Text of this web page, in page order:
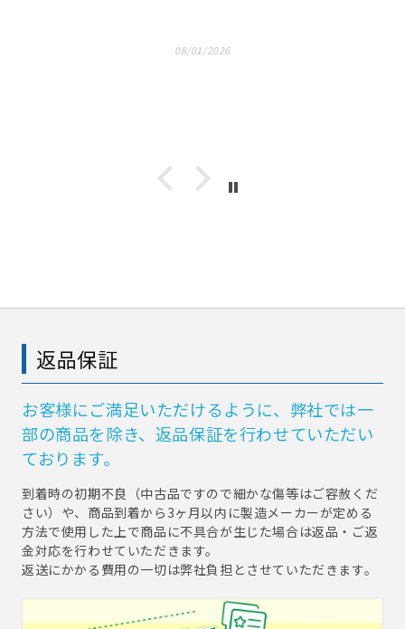
08/01/2026
返品保証
お客様にご満足いただけるように、弊社では一
部の商品を除き、返品保証を行わせていただい
ております。
到着時の初期不良（中古品ですので細かな傷等はご容赦くだ
さい）や、商品到着から3ヶ月以内に製造メーカーが定める
方法で使用した上で商品に不具合が生じた場合は返品・ご返
金対応を行わせていただきます。
返送にかかる費用の一切は弊社負担とさせていただきます。